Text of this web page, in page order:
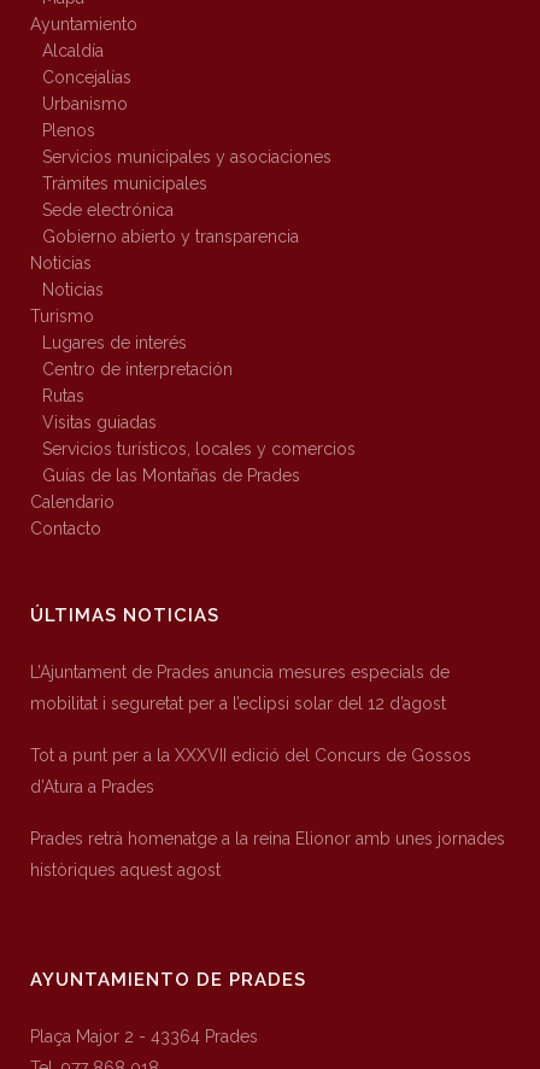
Ayuntamiento
Alcaldía
Concejalías
Urbanismo
Plenos
Servicios municipales y asociaciones
Trámites municipales
Sede electrónica
Gobierno abierto y transparencia
Noticias
Noticias
Turismo
Lugares de interés
Centro de interpretación
Rutas
Visitas guiadas
Servicios turísticos, locales y comercios
Guías de las Montañas de Prades
Calendario
Contacto
ÚLTIMAS NOTICIAS
L’Ajuntament de Prades anuncia mesures especials de
mobilitat i seguretat per a l’eclipsi solar del 12 d’agost
Tot a punt per a la XXXVII edició del Concurs de Gossos
d’Atura a Prades
Prades retrà homenatge a la reina Elionor amb unes jornades
històriques aquest agost
AYUNTAMIENTO DE PRADES
Plaça Major 2 - 43364 Prades